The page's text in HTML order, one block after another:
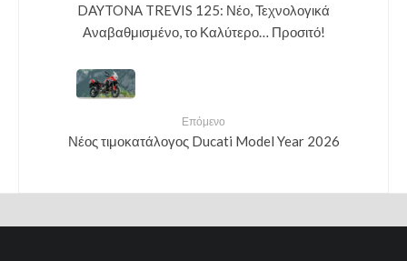
DAYTONA TREVIS 125: Νέο, Τεχνολογικά
Αναβαθμισμένο, το Καλύτερο… Προσιτό!
Επόμενο
Νέος τιμοκατάλογος Ducati Model Year 2026